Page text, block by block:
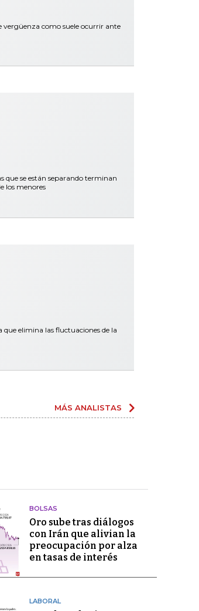
vergüenza como suele ocurrir ante
que se están separando terminan
los menores
que elimina las fluctuaciones de la
MÁS ANALISTAS
BOLSAS
Oro sube tras diálogos
con Irán que alivian la
preocupación por alza
en tasas de interés
LABORAL